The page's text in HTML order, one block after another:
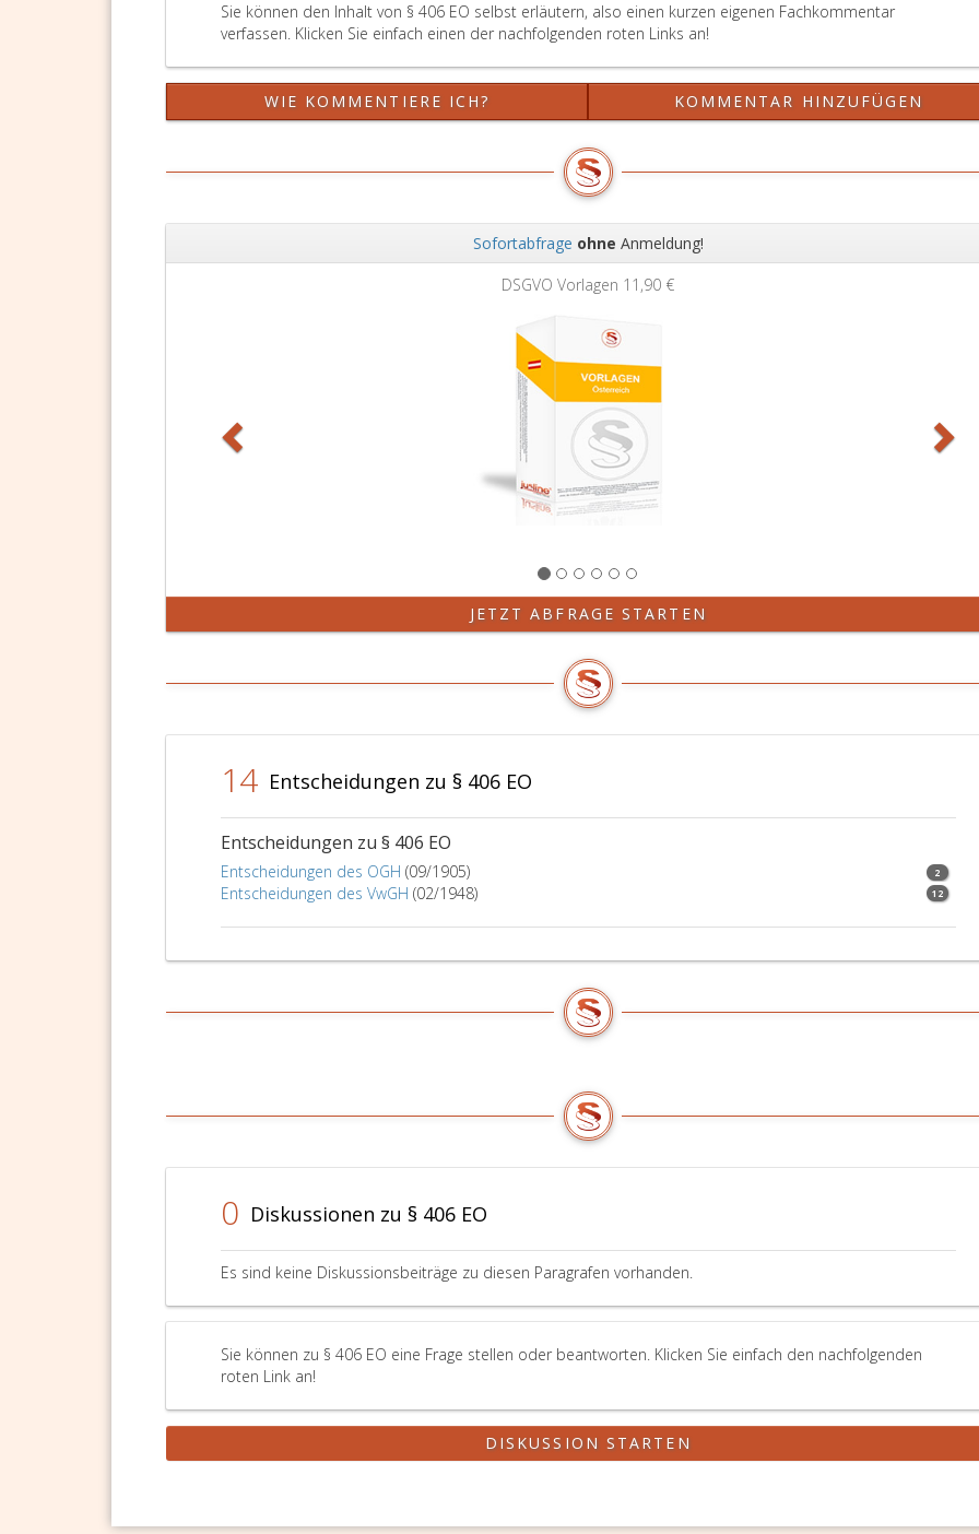
Sie können den Inhalt von § 406 EO selbst erläutern, also einen kurzen eigenen Fachkommentar
verfassen. Klicken Sie einfach einen der nachfolgenden roten Links an!
WIE KOMMENTIERE ICH? KOMMENTAR HINZUFÜGEN
Sofortabfrage ohne Anmeldung!
DSGVO Vorlagen 11,90 €
JETZT ABFRAGE STARTEN
14 Entscheidungen zu § 406 EO
Entscheidungen zu § 406 EO
Entscheidungen des OGH (09/1905) 2
Entscheidungen des VwGH (02/1948) 12
0 Diskussionen zu § 406 EO
Es sind keine Diskussionsbeiträge zu diesen Paragrafen vorhanden.
Sie können zu § 406 EO eine Frage stellen oder beantworten. Klicken Sie einfach den nachfolgenden
roten Link an!
DISKUSSION STARTEN